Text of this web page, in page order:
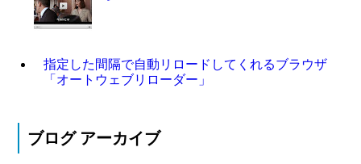
指定した間隔で自動リロードしてくれるブラウザ
「オートウェブリローダー」
ブログ アーカイブ